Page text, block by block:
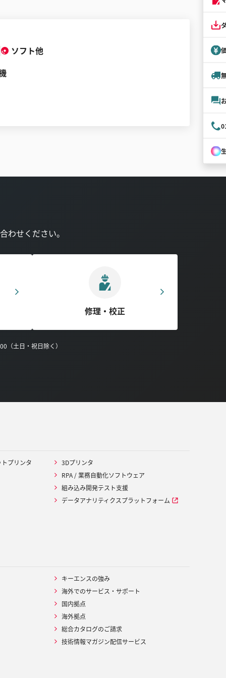
ソフト他
わせください。
修理・校正
（土日・祝日除く）
プリンタ
3Dプリンタ
RPA / 業務自動化ソフトウェア
組み込み開発テスト支援
データアナリティクスプラットフォーム
キーエンスの強み
海外でのサービス・サポート
国内拠点
海外拠点
総合カタログのご請求
技術情報マガジン配信サービス